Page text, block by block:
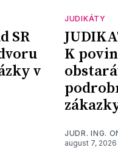
SR
v
JUDIKÁTY
K
JUDR. ING.
august 7, 2026